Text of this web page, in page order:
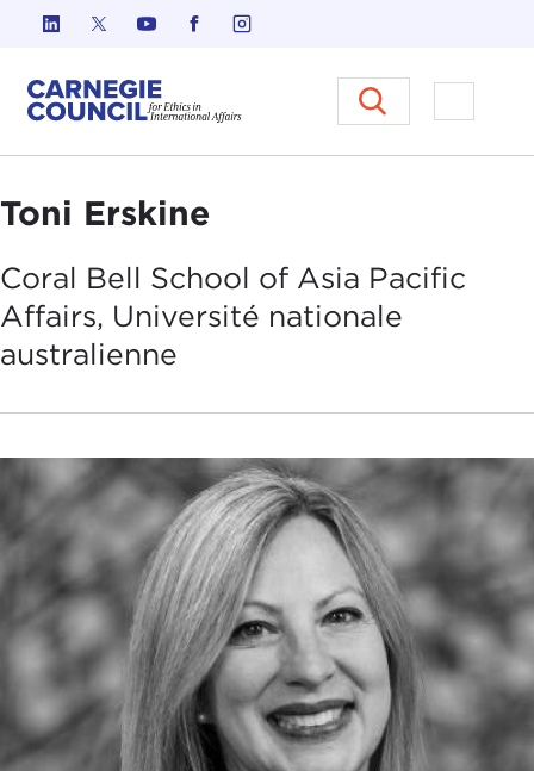
Skip to content
Carnegie Council sur
Ouvrir
Toni Erskine
Coral Bell School of Asia Pacific
Affairs, Université nationale
australienne